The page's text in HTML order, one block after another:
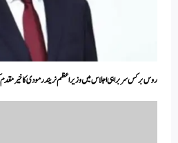
روس برکس سربراہی اجلاس میں وزیر اعظم نریندر مودی کا